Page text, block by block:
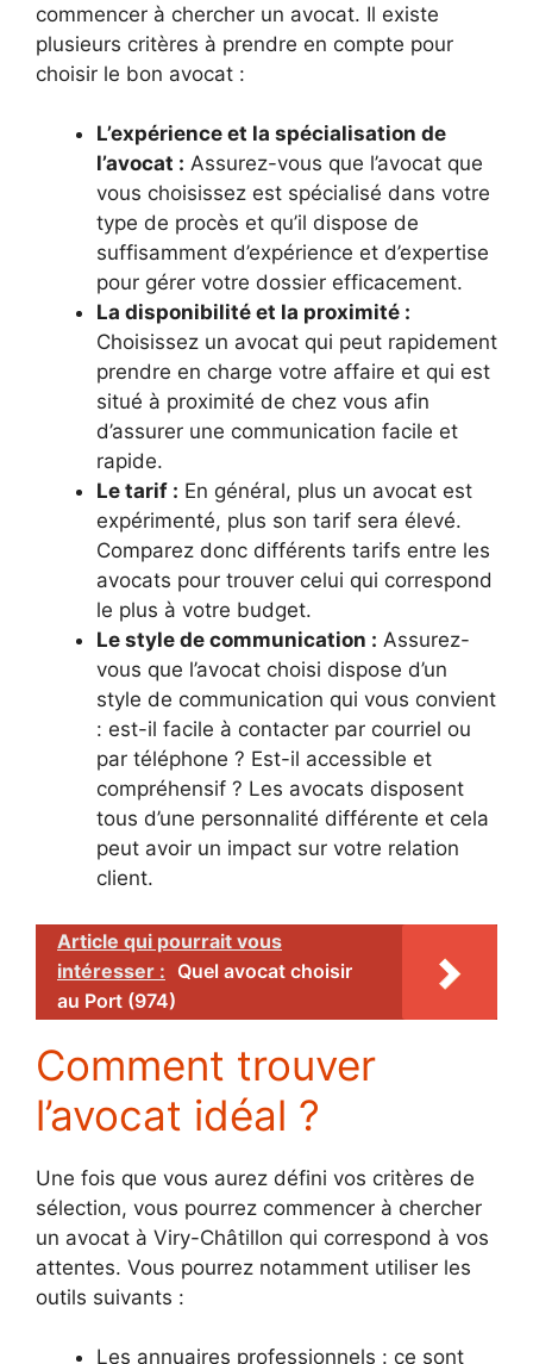
commencer à chercher un avocat. Il existe
plusieurs critères à prendre en compte pour
choisir le bon avocat :
L’expérience et la spécialisation de
l’avocat : Assurez-vous que l’avocat que
vous choisissez est spécialisé dans votre
type de procès et qu’il dispose de
suffisamment d’expérience et d’expertise
pour gérer votre dossier efficacement.
La disponibilité et la proximité :
Choisissez un avocat qui peut rapidement
prendre en charge votre affaire et qui est
situé à proximité de chez vous afin
d’assurer une communication facile et
rapide.
Le tarif : En général, plus un avocat est
expérimenté, plus son tarif sera élevé.
Comparez donc différents tarifs entre les
avocats pour trouver celui qui correspond
le plus à votre budget.
Le style de communication : Assurez-
vous que l’avocat choisi dispose d’un
style de communication qui vous convient
: est-il facile à contacter par courriel ou
par téléphone ? Est-il accessible et
compréhensif ? Les avocats disposent
tous d’une personnalité différente et cela
peut avoir un impact sur votre relation
client.
Article qui pourrait vous
intéresser : Quel avocat choisir
au Port (974)
Comment trouver
l’avocat idéal ?
Une fois que vous aurez défini vos critères de
sélection, vous pourrez commencer à chercher
un avocat à Viry-Châtillon qui correspond à vos
attentes. Vous pourrez notamment utiliser les
outils suivants :
Les annuaires professionnels : ce sont